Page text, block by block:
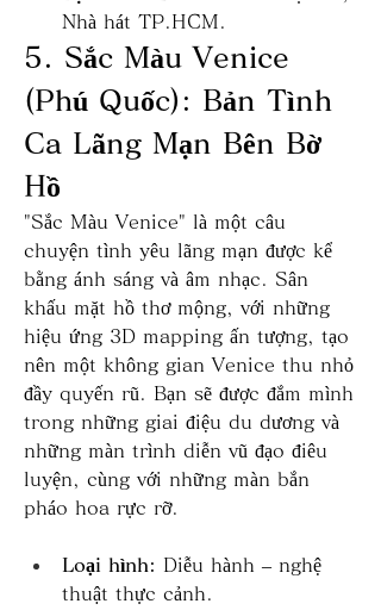
Nhà hát TP.HCM.
5. Sắc Màu Venice
(Phú Quốc): Bản Tình
Ca Lãng Mạn Bên Bờ
Hồ
"Sắc Màu Venice" là một câu
chuyện tình yêu lãng mạn được kể
bằng ánh sáng và âm nhạc. Sân
khấu mặt hồ thơ mộng, với những
hiệu ứng 3D mapping ấn tượng, tạo
nên một không gian Venice thu nhỏ
đầy quyến rũ. Bạn sẽ được đắm mình
trong những giai điệu du dương và
những màn trình diễn vũ đạo điêu
luyện, cùng với những màn bắn
pháo hoa rực rỡ.
Loại hình: Diễu hành – nghệ
thuật thực cảnh.